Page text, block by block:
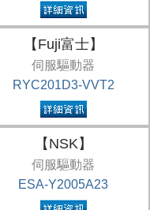
【Fuji富士】
伺服驅動器
RYC201D3-VVT2
【NSK】
伺服驅動器
ESA-Y2005A23